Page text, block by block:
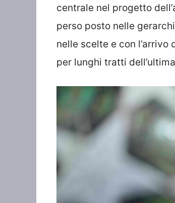
centrale nel progetto
perso posto nelle
nelle scelte e con
per lunghi tratti